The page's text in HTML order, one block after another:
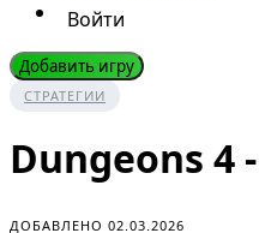
Войти
Добавить игру
СТРАТЕГИИ
Dungeons
ДОБАВЛЕНО 02.03.2026